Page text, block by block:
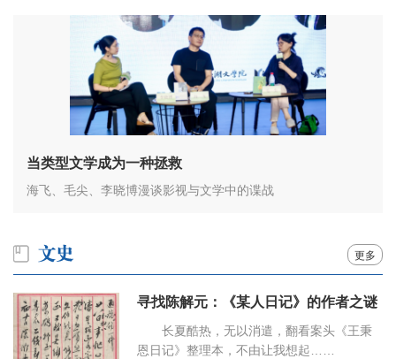
当类型文学成为一种拯救
海飞、毛尖、李晓博漫谈影视与文学中的谍战
更多
寻找陈解元：《某人日记》的作者之谜
长夏酷热，无以消遣，翻看案头《王秉
恩日记》整理本，不由让我想起……